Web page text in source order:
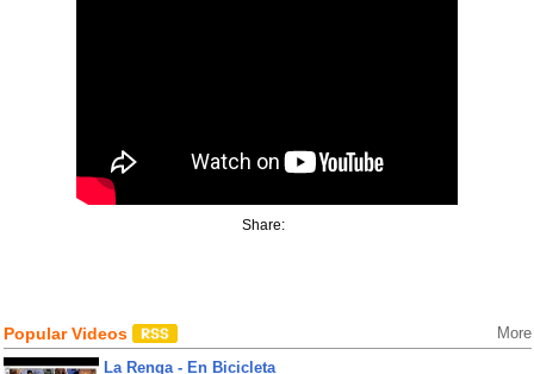
Share:
Popular Videos More
La Renga - En Bicicleta